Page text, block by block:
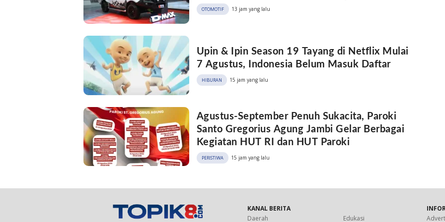
OTOMOTIF 13 jam yang lalu
Upin & Ipin Season 19 Tayang di Netflix Mulai
7 Agustus, Indonesia Belum Masuk Daftar
HIBURAN 15 jam yang lalu
Agustus-September Penuh Sukacita, Paroki
Santo Gregorius Agung Jambi Gelar Berbagai
Kegiatan HUT RI dan HUT Paroki
PERISTIWA 15 jam yang lalu
KANAL BERITA
Daerah
Edukasi